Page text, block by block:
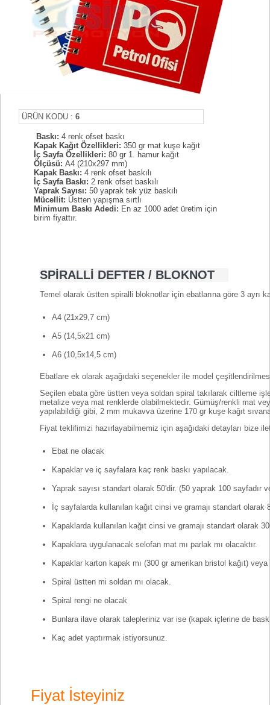
ÜRÜN KODU : 6
Baskı: 4 renk ofset baskı
Kapak Kağıt Özellikleri: 350 gr mat kuşe kağıt
İç Sayfa Özellikleri: 80 gr 1. hamur kağıt
Ölçüsü: A4 (210x297 mm)
Kapak Baskı: 4 renk ofset baskılı
İç Sayfa Baskı: 2 renk ofset baskılı
Yaprak Sayısı: 50 yaprak tek yüz baskılı
Mücellit: Üstten yapışma sırtlı
Minimum Baskı Adedi: En az 1000 adet üretim için
birim fiyattır.
SPİRALLİ DEFTER / BLOKNOT
Temel olarak üstten spiralli bloknotlar için ebatlarına göre 3 ayrı
A4 (21x29,7 cm)
A5 (14,5x21 cm)
A6 (10,5x14,5 cm)
Ebatlare ek olarak aşağıdaki seçenekler ile model
Seçilen ebata göre üstten veya soldan spiral takılarak ciltleme
metalize veya mat renklerde olabilmektedir. Gümüş/renkli mat
yapılabildiği gibi, 2 mm mukavva üzerine 170 gr kuşe kağıt
Fiyat teklifimizi hazırlayabilmemiz için aşağıdaki detayları bize
Ebat ne olacak
Kapaklar ve iç sayfalara kaç renk baskı yapılacak.
Yaprak sayısı standart olarak 50'dir. (50 yaprak 100 sayfadır
İç sayfalarda kullanılan kağıt cinsi ve gramajı standart
Kapaklarda kullanılan kağıt cinsi ve gramajı standart olarak
Kapaklara uygulanacak selofan mat mı parlak mı olacaktır.
Kapaklar karton kapak mı (300 gr amerikan bristol kağıt)
Spiral üstten mi soldan mı olacak.
Spiral rengi ne olacak
Bunlara ilave olarak talepleriniz var ise (kapak içlerine de
Kaç adet yaptırmak istiyorsunuz.
Fiyat İsteyiniz